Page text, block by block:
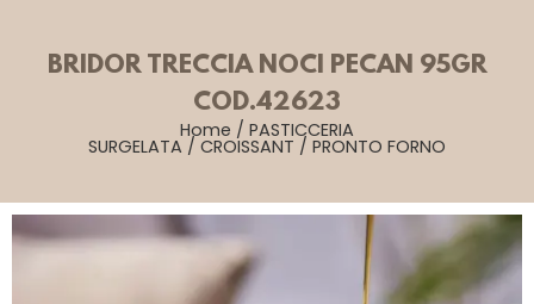
BRIDOR TRECCIA NOCI PECAN 95GR
COD.42623
Home / PASTICCERIA
SURGELATA / CROISSANT / PRONTO FORNO